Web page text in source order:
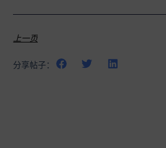
上一页
分享帖子：